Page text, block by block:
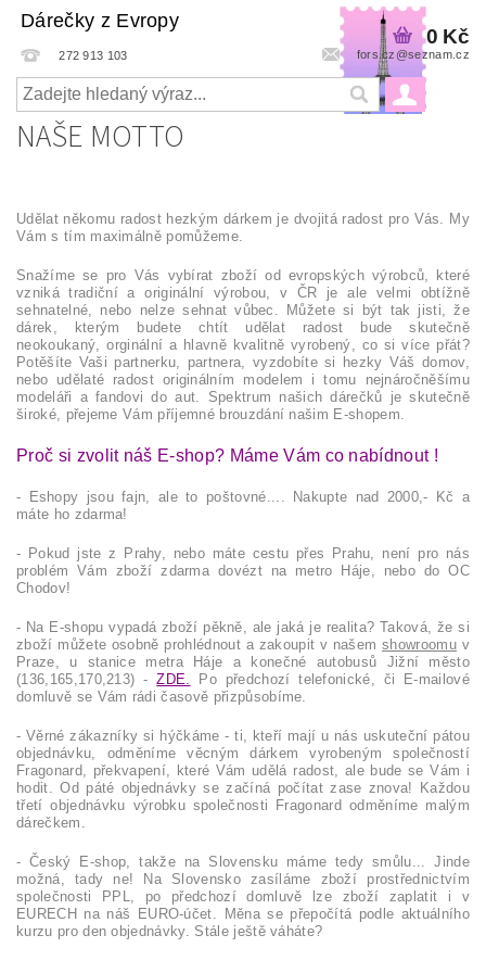
Dárečky z Evropy
272 913 103 fors.cz@seznam.cz
0 Kč
NAŠE MOTTO
Udělat někomu radost hezkým dárkem je dvojitá radost pro Vás. My
Vám s tím maximálně pomůžeme.
Snažíme se pro Vás vybírat zboží od evropských výrobců, které
vzniká tradiční a originální výrobou, v ČR je ale velmi obtížně
sehnatelné, nebo nelze sehnat vůbec. Můžete si být tak jisti, že
dárek, kterým budete chtít udělat radost bude skutečně
neokoukaný, orginální a hlavně kvalitně vyrobený, co si více přát?
Potěšíte Vaši partnerku, partnera, vyzdobíte si hezky Váš domov,
nebo udělaté radost originálním modelem i tomu nejnáročněšímu
modeláři a fandovi do aut. Spektrum našich dárečků je skutečně
široké, přejeme Vám příjemné brouzdání našim E-shopem.
Proč si zvolit náš E-shop? Máme Vám co nabídnout !
- Eshopy jsou fajn, ale to poštovné.... Nakupte nad 2000,- Kč a
máte ho zdarma!
- Pokud jste z Prahy, nebo máte cestu přes Prahu, není pro nás
problém Vám zboží zdarma dovézt na metro Háje, nebo do OC
Chodov!
- Na E-shopu vypadá zboží pěkně, ale jaká je realita? Taková, že si
zboží můžete osobně prohlédnout a zakoupit v našemshowroomu v
Praze, u stanice metra Háje a konečné autobusů Jižní město
(136,165,170,213) -ZDE.
Po předchozí telefonické, či E-mailové
domluvě se Vám rádi časově přizpůsobíme.
- Věrné zákazníky si hýčkáme - ti, kteří mají u nás uskuteční pátou
objednávku, odměníme věcným dárkem vyrobeným společností
Fragonard, překvapení, které Vám udělá radost, ale bude se Vám i
hodit. Od páté objednávky se začíná počítat zase znova! Každou
třetí objednávku výrobku společnosti Fragonard odměníme malým
dárečkem.
- Český E-shop, takže na Slovensku máme tedy smůlu... Jinde
možná, tady ne! Na Slovensko zasíláme zboží prostřednictvím
společnosti PPL, po předchozí domluvě lze zboží zaplatit i v
EURECH na náš EURO-účet. Měna se přepočítá podle aktuálního
kurzu pro den objednávky. Stále ještě váháte?